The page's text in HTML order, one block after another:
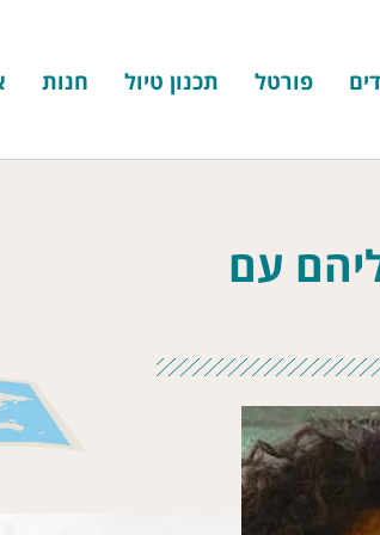
פורטל תכנון טיול חנות
עם